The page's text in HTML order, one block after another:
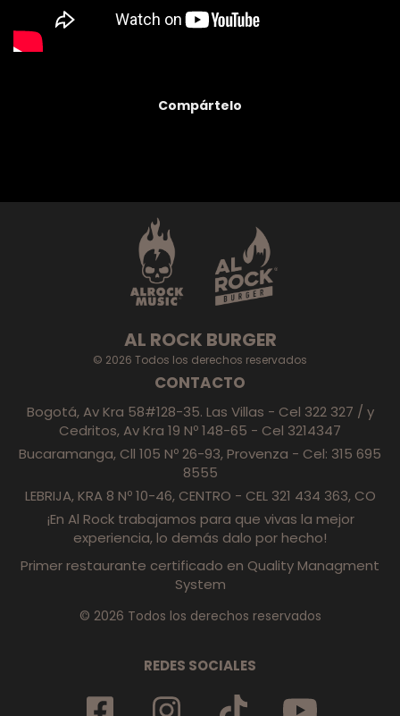
Compártelo
AL ROCK BURGER
© 2026 Todos los derechos reservados
CONTACTO
Bogotá, Av Kra 58#128-35. Las Villas - Cel 322 327 / y
Cedritos, Av Kra 19 Nº 148-65 - Cel 3214347
Bucaramanga, Cll 105 Nº 26-93, Provenza - Cel: 315 695
8555
LEBRIJA, KRA 8 Nº 10-46, CENTRO - CEL 321 434 363, CO
¡En Al Rock trabajamos para que vivas la mejor
experiencia, lo demás dalo por hecho!
Primer restaurante certificado en Quality Managment
System
© 2026 Todos los derechos reservados
REDES SOCIALES